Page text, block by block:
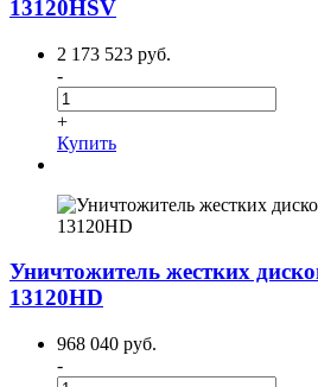
13120HSV
2 173 523 руб.
-
+
Купить
Уничтожитель жестких
13120HD
968 040 руб.
-